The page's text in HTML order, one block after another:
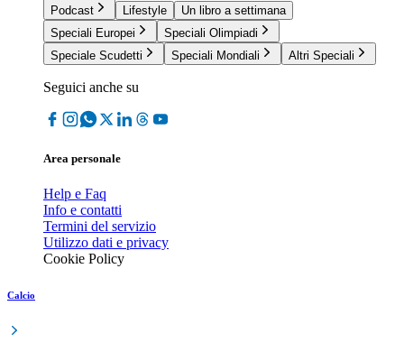
Podcast
Lifestyle
Un libro a settimana
Speciali Europei
Speciali Olimpiadi
Speciale Scudetti
Speciali Mondiali Altri Speciali
Seguici anche su
Area personale
Help e Faq
Info e contatti
Termini del servizio
Utilizzo dati e privacy
Cookie Policy
Calcio